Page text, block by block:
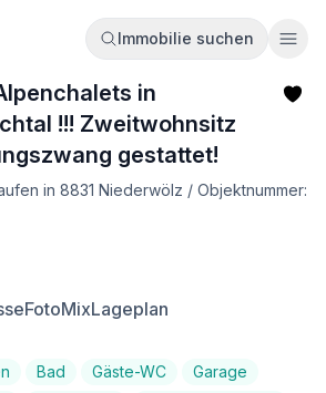
Immobilie suchen
in
!!! Zweitwohnsitz
gestattet!
in 8831 Niederwölz / Objektnummer:
FotoMixLageplan
Bad Gäste-WC
Garage